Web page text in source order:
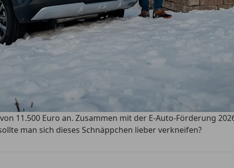
11.500 Euro an. Zusammen mit der E-Auto-Förderung
man sich dieses Schnäppchen lieber verkneifen?